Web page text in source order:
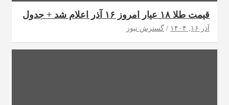
قیمت طلا ۱۸ عیار امروز ۱۶ آذر اعلام شد + جدول
آذر ۱۶, ۱۴۰۴ گسترش نیوز